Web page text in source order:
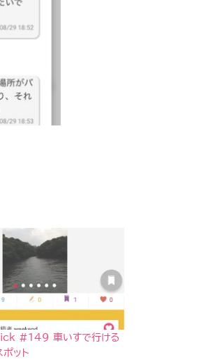
#149 車いすで行ける
ット